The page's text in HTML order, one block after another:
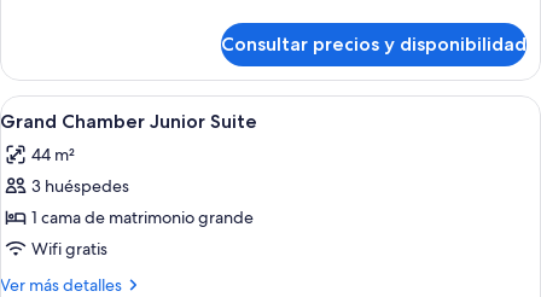
King
Castle
View
Consultar precios y disponibilidad
Abrir
todas
las
fotos
de
Grand
Chamber
Un dormitorio con una cama, un
4
Grand Chamber Junior Suite
44 m²
3 huéspedes
1 cama de matrimonio grande
Wifi gratis
Ver más detalles
Más